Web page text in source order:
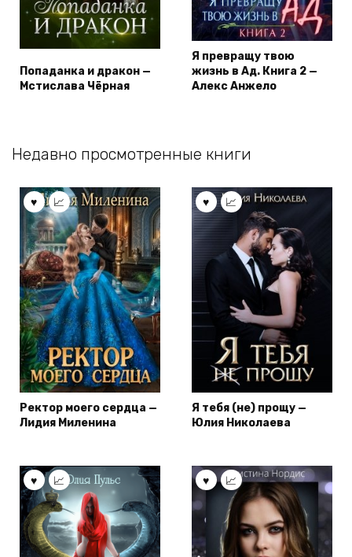
Попаданка и дракон —
Мстислава Чёрная
Я превращу твою
жизнь в Ад. Книга 2 —
Алекс Анжело
Недавно просмотренные книги
Ректор моего сердца —
Лидия Миленина
Я тебя (не) прощу —
Юлия Николаева